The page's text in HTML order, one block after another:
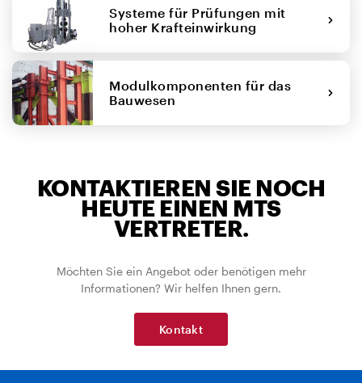
Systeme für Prüfungen mit
hoher Krafteinwirkung
Modulkomponenten für das
Bauwesen
KONTAKTIEREN SIE NOCH
HEUTE EINEN MTS
VERTRETER.
Möchten Sie ein Angebot oder benötigen mehr
Informationen? Wir helfen Ihnen gern.
Kontakt